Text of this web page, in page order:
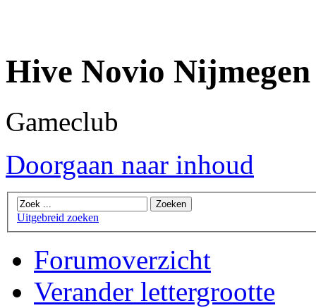
Hive Novio Nijmegen
Gameclub
Doorgaan naar inhoud
Uitgebreid zoeken
Forumoverzicht
Verander lettergrootte